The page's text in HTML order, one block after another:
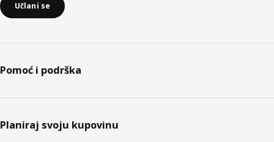
Učlani se
Pomoć i podrška
Planiraj svoju kupovinu